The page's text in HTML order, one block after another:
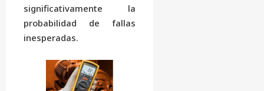
significativamente la
probabilidad de fallas
inesperadas.